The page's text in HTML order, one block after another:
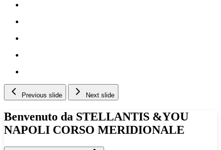
Previous slide Next slide
Benvenuto da STELLANTIS &YOU
NAPOLI CORSO MERIDIONALE